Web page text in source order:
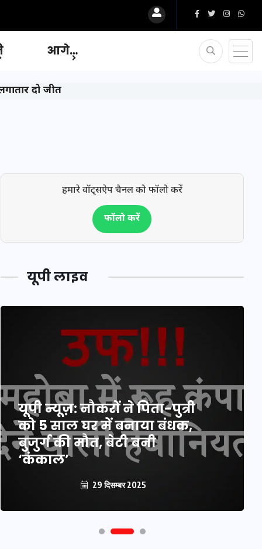
आगे…
दो जीत
हमारे वॉट्सऐप चैनल को फॉलो करें
फॉलो करें
यूपी लाइव
यूपी न्यूज़: नौकरों ने पिता-पुत्री
को 5 साल घर में बनाया बंधक,
बुजुर्ग की मौत, बेटी बनी
‘कंकाल’
29 दिसम्बर 2025